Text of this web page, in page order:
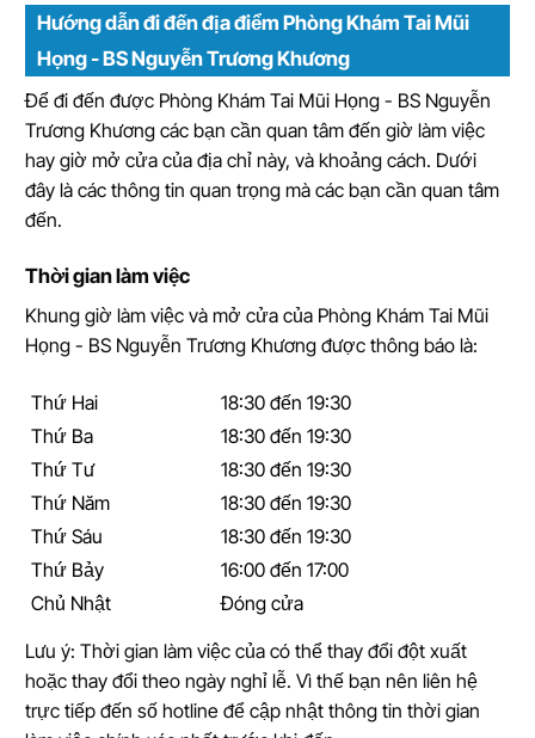
Hướng dẫn đi đến địa điểm Phòng Khám Tai Mũi
Họng - BS Nguyễn Trương Khương
Để đi đến được Phòng Khám Tai Mũi Họng - BS Nguyễn
Trương Khương các bạn cần quan tâm đến giờ làm việc
hay giờ mở cửa của địa chỉ này, và khoảng cách. Dưới
đây là các thông tin quan trọng mà các bạn cần quan tâm
đến.
Thời gian làm việc
Khung giờ làm việc và mở cửa của Phòng Khám Tai Mũi
Họng - BS Nguyễn Trương Khương được thông báo là:
Thứ Hai
18:30 đến 19:30
Thứ Ba
18:30 đến 19:30
Thứ Tư
18:30 đến 19:30
Thứ Năm
18:30 đến 19:30
Thứ Sáu
18:30 đến 19:30
Thứ Bảy
16:00 đến 17:00
Chủ Nhật
Đóng cửa
Lưu ý: Thời gian làm việc của có thể thay đổi đột xuất
hoặc thay đổi theo ngày nghỉ lễ. Vì thế bạn nên liên hệ
trực tiếp đến số hotline để cập nhật thông tin thời gian